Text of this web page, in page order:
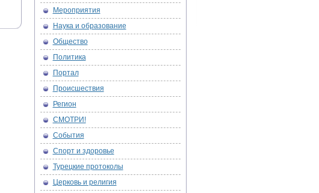
Мероприятия
Наука и образование
Общество
Политика
Портал
Происшествия
Регион
СМОТРИ!
События
Спорт и здоровье
Турецкие протоколы
Церковь и религия